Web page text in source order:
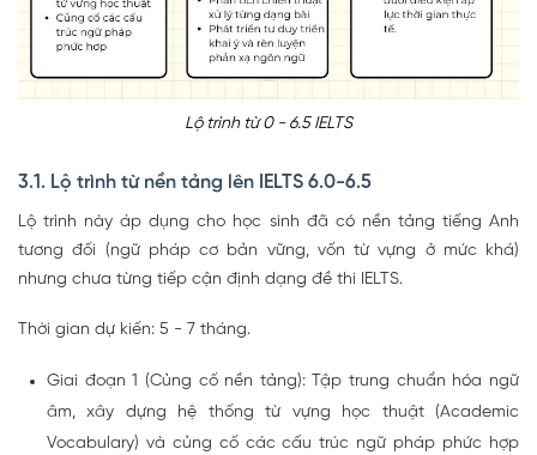
Lộ trình từ 0 - 6.5 IELTS
3.1. Lộ trình từ nền tảng lên IELTS 6.0-6.5
Lộ trình này áp dụng cho học sinh đã có nền tảng tiếng Anh
tương đối (ngữ pháp cơ bản vững, vốn từ vựng ở mức khá)
nhưng chưa từng tiếp cận định dạng đề thi IELTS.
Thời gian dự kiến: 5 - 7 tháng.
Giai đoạn 1 (Củng cố nền tảng): Tập trung chuẩn hóa ngữ
âm, xây dựng hệ thống từ vựng học thuật (Academic
Vocabulary) và củng cố các cấu trúc ngữ pháp phức hợp